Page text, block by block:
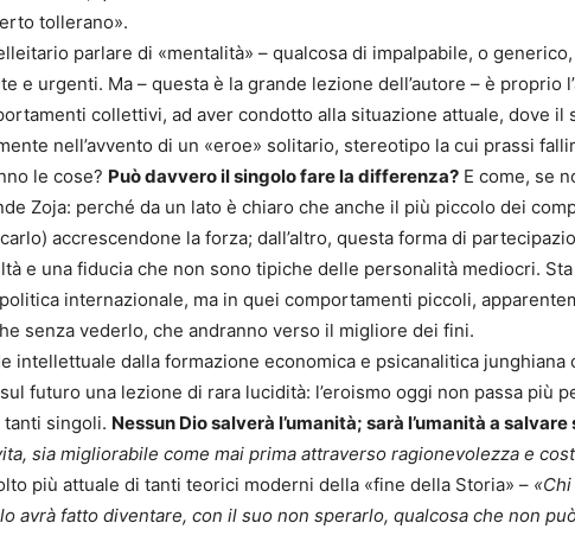
tollerano».
parlare di «mentalità» – qualcosa di impalpabile, o
e urgenti. Ma – questa è la grande lezione dell’autore – è
collettivi, ad aver condotto alla situazione attuale, dove
nell’avvento di un «eroe» solitario, stereotipo la cui prassi
le cose? Può davvero il singolo fare la differenza? E come, se
Zoja: perché da un lato è chiaro che anche il più piccolo dei
accrescendone la forza; dall’altro, questa forma di
e una fiducia che non sono tipiche delle personalità mediocri.
internazionale, ma in quei comportamenti piccoli,
senza vederlo, che andranno verso il migliore dei fini.
intellettuale dalla formazione economica e psicanalitica
futuro una lezione di rara lucidità: l’eroismo oggi non passa più
singoli. Nessun Dio salverà l’umanità; sarà l’umanità a salvare
sia migliorabile come mai prima attraverso ragionevolezza e
più attuale di tanti teorici moderni della «fine della Storia» –
avrà fatto diventare, con il suo non sperarlo, qualcosa che non